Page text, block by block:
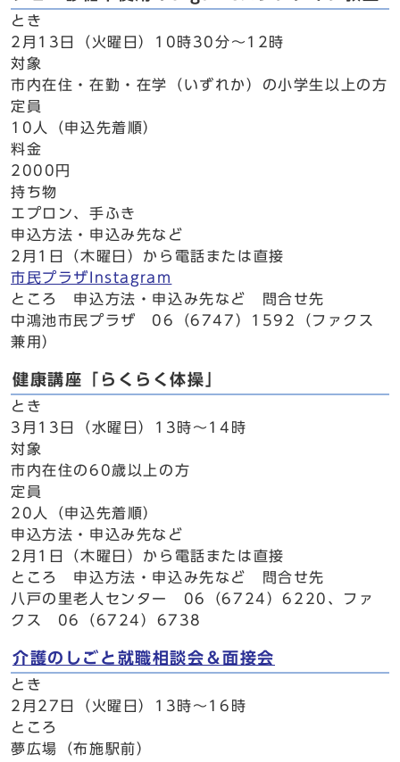
とき
2月13日（火曜日）10時30分～12時
対象
市内在住・在勤・在学（いずれか）の小学生以上の方
定員
10人（申込先着順）
料金
2000円
持ち物
エプロン、手ふき
申込方法・申込み先など
2月1日（木曜日）から電話または直接
市民プラザInstagram
ところ 申込方法・申込み先など 問合せ先
中鴻池市民プラザ 06（6747）1592（ファクス
兼用）
健康講座「らくらく体操」
とき
3月13日（水曜日）13時～14時
対象
市内在住の60歳以上の方
定員
20人（申込先着順）
申込方法・申込み先など
2月1日（木曜日）から電話または直接
ところ 申込方法・申込み先など 問合せ先
八戸の里老人センター 06（6724）6220、ファ
クス 06（6724）6738
介護のしごと就職相談会＆面接会
とき
2月27日（火曜日）13時～16時
ところ
夢広場（布施駅前）